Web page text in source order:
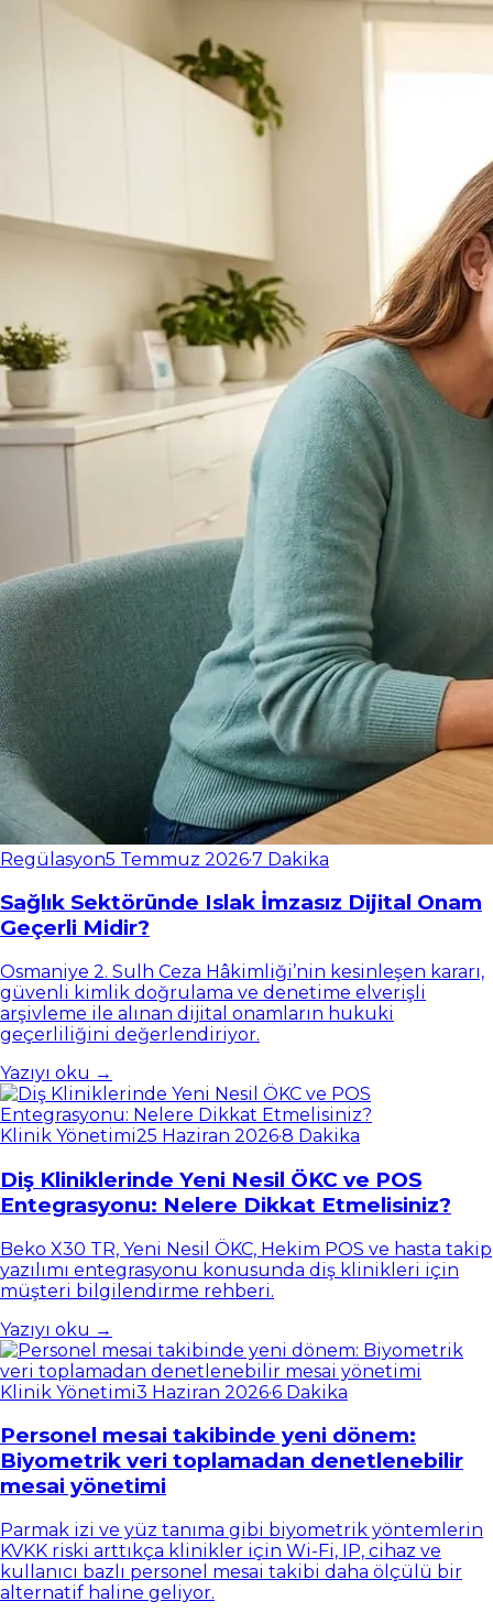
Regülasyon5 Temmuz 2026·7 Dakika
Sağlık Sektöründe Islak İmzasız Dijital Onam
Geçerli Midir?
Osmaniye 2. Sulh Ceza Hâkimliği’nin kesinleşen kararı,
güvenli kimlik doğrulama ve denetime elverişli
arşivleme ile alınan dijital onamların hukuki
geçerliliğini değerlendiriyor.
Yazıyı oku →
Klinik Yönetimi25 Haziran 2026·8 Dakika
Diş Kliniklerinde Yeni Nesil ÖKC ve POS
Entegrasyonu: Nelere Dikkat Etmelisiniz?
Beko X30 TR, Yeni Nesil ÖKC, Hekim POS ve hasta takip
yazılımı entegrasyonu konusunda diş klinikleri için
müşteri bilgilendirme rehberi.
Yazıyı oku →
Klinik Yönetimi3 Haziran 2026·6 Dakika
Personel mesai takibinde yeni dönem:
Biyometrik veri toplamadan denetlenebilir
mesai yönetimi
Parmak izi ve yüz tanıma gibi biyometrik yöntemlerin
KVKK riski arttıkça klinikler için Wi-Fi, IP, cihaz ve
kullanıcı bazlı personel mesai takibi daha ölçülü bir
alternatif haline geliyor.